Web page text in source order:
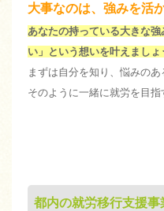
大事なのは、強みを活
あなたの持っている大きな
い」という想いを叶えましょ
まずは自分を知り、悩みの
そのように一緒に就労を目
都内の就労移行支援事